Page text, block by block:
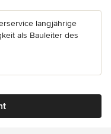
langjährige
als Bauleiter des